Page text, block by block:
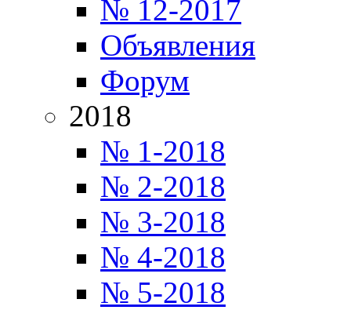
№ 12-2017
Объявления
Форум
2018
№ 1-2018
№ 2-2018
№ 3-2018
№ 4-2018
№ 5-2018